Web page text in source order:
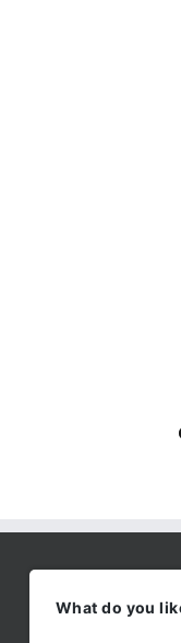
What do you